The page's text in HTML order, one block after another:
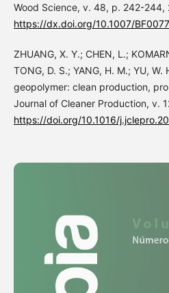
Wood Science, v. 48, p. 242-244,
https://dx.doi.org/10.1007/
ZHUANG, X. Y.; CHEN, L.;
TONG, D. S.; YANG, H. M.; YU,
geopolymer: clean production,
Journal of Cleaner Production, v.
https://doi.org/10.1016/